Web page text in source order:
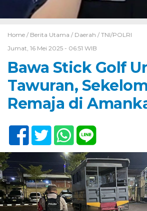
Home / Berita Utama / Daerah / TNI/POLRI
Jumat, 16 Mei 2025 - 06:51 WIB
Bawa Stick Golf
Tawuran,
Remaja di